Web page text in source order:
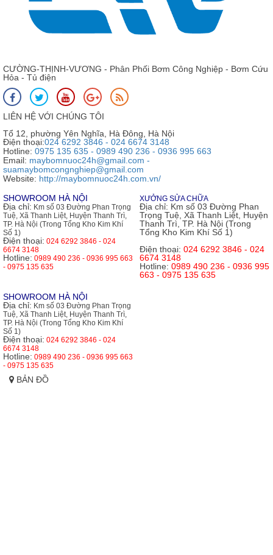
CƯỜNG-THỊNH-VƯƠNG - Phân Phối Bơm Công Nghiệp - Bơm Cứu
Hỏa - Tủ điện
LIÊN HỆ VỚI CHÚNG TÔI
Tổ 12, phường Yên Nghĩa, Hà Đông, Hà Nội
Điện thoại:024 6292 3846 - 024 6674 3148
Hotline: 0975 135 635 - 0989 490 236 - 0936 995 663
Email: maybomnuoc24h@gmail.com -
suamaybomcongnghiep@gmail.com
Website: http://maybomnuoc24h.com.vn/
SHOWROOM HÀ NỘI
Địa chỉ: Km số 03 Đường Phan Trọng
Tuệ, Xã Thanh Liệt, Huyện Thanh Trì,
TP. Hà Nội (Trong Tổng Kho Kim Khí
Số 1)
Điện thoại: 024 6292 3846 - 024
6674 3148
Hotline: 0989 490 236 - 0936 995 663
- 0975 135 635
XƯỞNG SỬA CHỮA
Địa chỉ: Km số 03 Đường Phan
Trọng Tuệ, Xã Thanh Liệt, Huyện
Thanh Trì, TP. Hà Nội (Trong
Tổng Kho Kim Khí Số 1)
Điện thoại: 024 6292 3846 - 024
6674 3148
Hotline: 0989 490 236 - 0936 995
663 - 0975 135 635
SHOWROOM HÀ NỘI
Địa chỉ: Km số 03 Đường Phan Trọng
Tuệ, Xã Thanh Liệt, Huyện Thanh Trì,
TP. Hà Nội (Trong Tổng Kho Kim Khí
Số 1)
Điện thoại: 024 6292 3846 - 024
6674 3148
Hotline: 0989 490 236 - 0936 995 663
- 0975 135 635
BẢN ĐỒ